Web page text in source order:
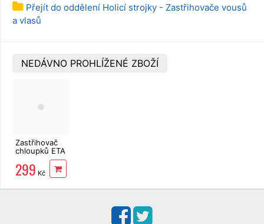
Přejít do oddělení Holicí strojky - Zastřihovače vousů
a vlasů
NEDÁVNO PROHLÍŽENÉ ZBOŽÍ
Zastřihovač
chloupků ETA
4341 9 0000
Luis
299 Kč